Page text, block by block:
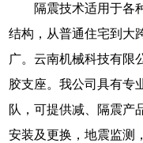
隔震技术适用于各
结构，从普通住宅到大
广。云南机械科技有限
胶支座。我公司具有专
队，可提供减、隔震产
安装及更换，地震监测